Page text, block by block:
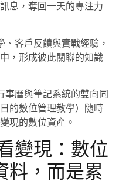
息，奪回一天的專注力
、客戶反饋與實戰經驗，
，形成彼此關聯的知識
事曆與筆記系統的雙向同
的數位管理教學）隨時
現的數位資產。
變現：數位
料，而是累